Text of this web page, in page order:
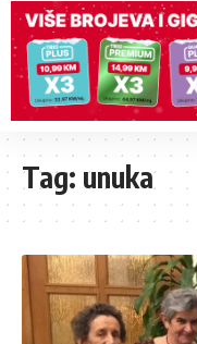
Tag: unuka